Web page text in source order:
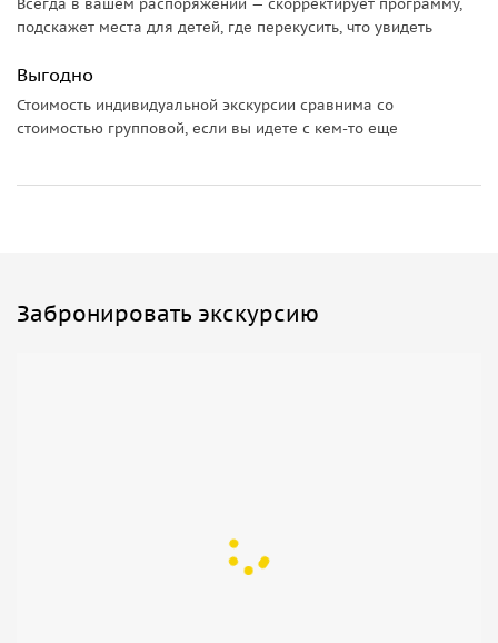
Быков и многие другие.
им. Марка Шагала, в залах которого представлены
оригинальные работы признанного мастера, а также
работы современных художников.
подскажет места для детей, где перекусить, что увидеть
Выгодно
Стоимость индивидуальной экскурсии сравнима со
стоимостью групповой, если вы идете с кем-то еще
Забронировать экскурсию